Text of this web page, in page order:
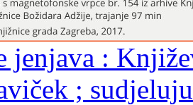
jenjava :
;